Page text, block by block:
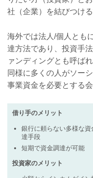
社（企業）を結びつける
海外では法人/個人とも
達方法であり、投資手
ァンディングとも呼ば
同様に多くの人がソー
事業資金を必要とする
借り手のメリット
銀行に頼らない多様な資
達手段
短期で資金調達が可能
投資家のメリット